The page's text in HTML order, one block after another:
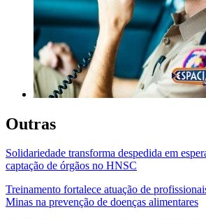
Outras
Solidariedade transforma despedida em
captação de órgãos no HNSC
Treinamento fortalece atuação de
Minas na prevenção de doenças alimentares